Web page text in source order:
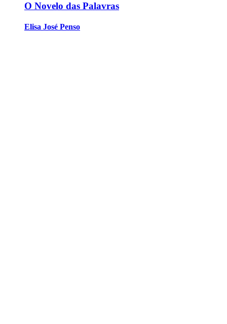
O Novelo das Palavras
Elisa José Penso